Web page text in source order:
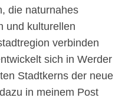
die naturnahes
und kulturellen
verbinden
sich in Werder
Stadtkerns der neue
in meinem Post